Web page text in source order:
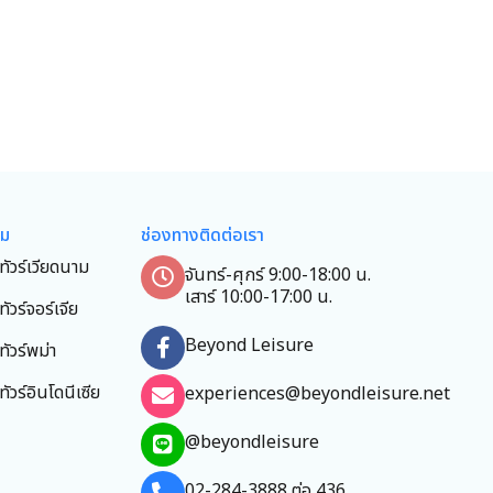
วร์เวียดนาม
วร์จอร์เจีย
วร์พม่า
วร์อินโดนีเซีย
ช่องทางติดต่อเรา
จันทร์-ศุกร์ 9:00-18:00 น.
เสาร์ 10:00-17:00 น.
Beyond Leisure
experiences@beyondleisure.net
@beyondleisure